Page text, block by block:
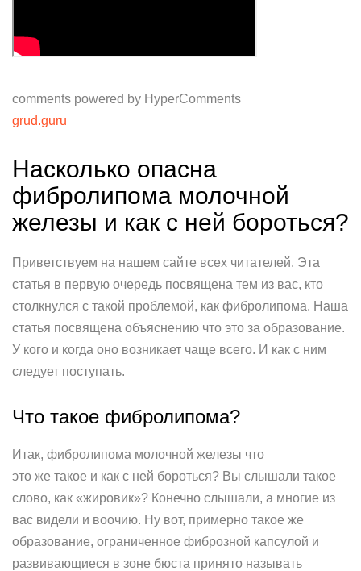
comments powered by HyperComments
grud.guru
Насколько опасна
фибролипома молочной
железы и как с ней бороться?
Приветствуем на нашем сайте всех читателей. Эта
статья в первую очередь посвящена тем из вас, кто
столкнулся с такой проблемой, как фибролипома. Наша
статья посвящена объяснению что это за образование.
У кого и когда оно возникает чаще всего. И как с ним
следует поступать.
Что такое фибролипома?
Итак, фибролипома молочной железы что
это же такое и как с ней бороться? Вы слышали такое
слово, как «жировик»? Конечно слышали, а многие из
вас видели и воочию. Ну вот, примерно такое же
образование, ограниченное фиброзной капсулой и
развивающиеся в зоне бюста принято называть